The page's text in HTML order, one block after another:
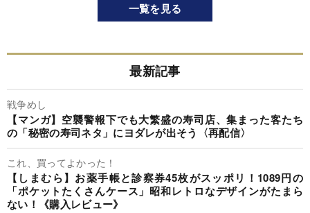
一覧を見る
最新記事
戦争めし
【マンガ】空襲警報下でも大繁盛の寿司店、集まった客たち
の「秘密の寿司ネタ」にヨダレが出そう〈再配信〉
これ、買ってよかった！
【しまむら】お薬手帳と診察券45枚がスッポリ！1089円の
「ポケットたくさんケース」昭和レトロなデザインがたまら
ない！《購入レビュー》